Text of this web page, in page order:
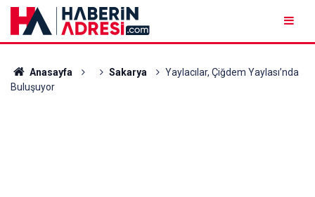
Anasayfa Sakarya
Yaylacılar, Çiğdem Yaylası’nda
Buluşuyor